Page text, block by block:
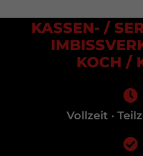
KASSEN- /
KOCH /
Vollzeit ·